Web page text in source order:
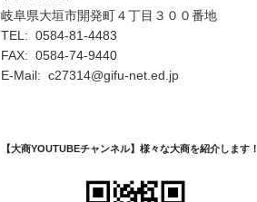
岐阜県大垣市開発町４丁目３００番地
TEL: 0584-81-4483
FAX: 0584-74-9440
E-Mail: c27314@gifu-net.ed.jp
【大商YOUTUBEチャンネル】様々な大商を紹介します！